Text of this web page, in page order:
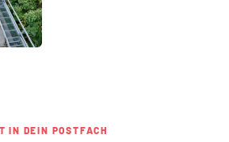
IN DEIN POSTFACH